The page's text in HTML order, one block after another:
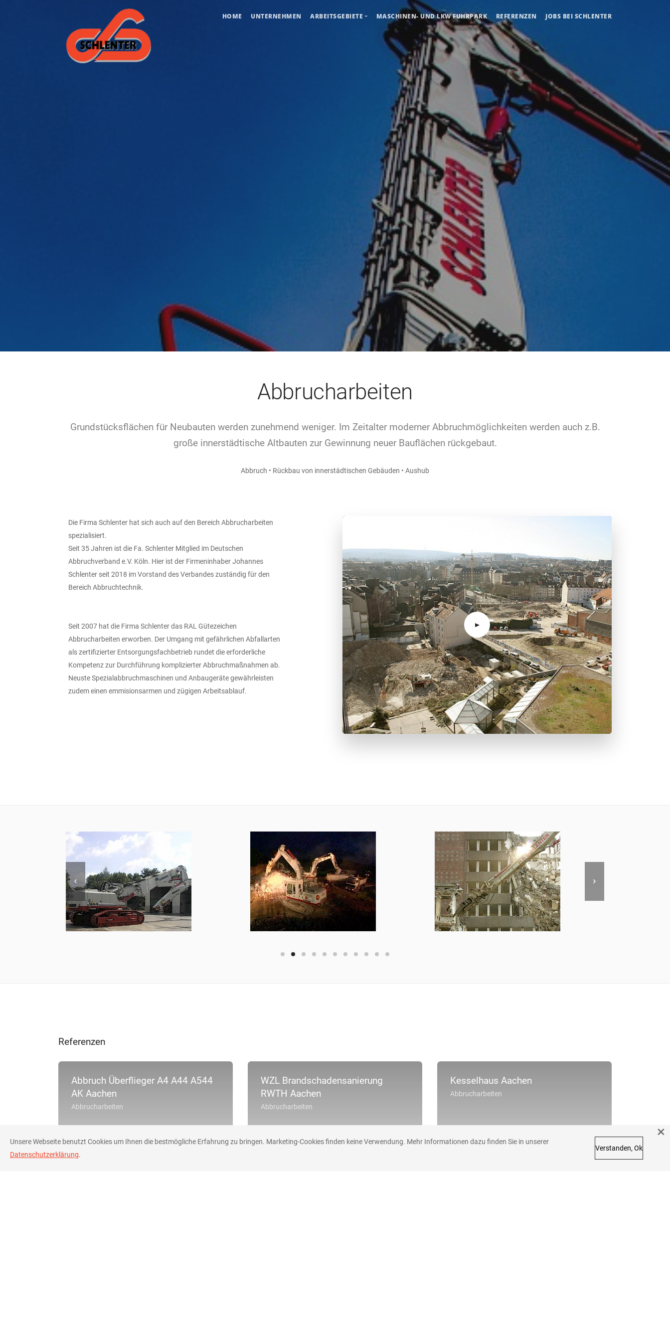
HOME UNTERNEHMEN ARBEITSGEBIETE MASCHINEN- UND LKW FUHRPARK REFERENZEN JOBS BEI SCHLENTER
Abbrucharbeiten
Grundstücksflächen für Neubauten werden zunehmend weniger. Im Zeitalter moderner Abbruchmöglichkeiten werden auch z.B.
große innerstädtische Altbauten zur Gewinnung neuer Bauflächen rückgebaut.
Abbruch • Rückbau von innerstädtischen Gebäuden • Aushub
Die Firma Schlenter hat sich auch auf den Bereich Abbrucharbeiten
spezialisiert.
Seit 35 Jahren ist die Fa. Schlenter Mitglied im Deutschen
Abbruchverband e.V. Köln. Hier ist der Firmeninhaber Johannes
Schlenter seit 2018 im Vorstand des Verbandes zuständig für den
Bereich Abbruchtechnik.
Seit 2007 hat die Firma Schlenter das RAL Gütezeichen
Abbrucharbeiten erworben. Der Umgang mit gefährlichen Abfallarten
als zertifizierter Entsorgungsfachbetrieb rundet die erforderliche
Kompetenz zur Durchführung komplizierter Abbruchmaßnahmen ab.
Neuste Spezialabbruchmaschinen und Anbaugeräte gewährleisten
zudem einen emmisionsarmen und zügigen Arbeitsablauf.
Referenzen
Abbruch Überflieger A4 A44 A544
AK Aachen
Abbrucharbeiten
WZL Brandschadensanierung
RWTH Aachen
Abbrucharbeiten
Kesselhaus Aachen
Abbrucharbeiten
Unsere Webseite benutzt Cookies um Ihnen die bestmögliche Erfahrung zu bringen. Marketing-Cookies finden keine Verwendung. Mehr Informationen dazu finden Sie in unserer
Datenschutzerklärung.
Verstanden, Ok